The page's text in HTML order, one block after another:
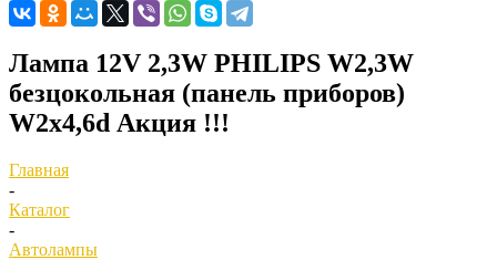
Лампа 12V 2,3W PHILIPS W2,3W
безцокольная (панель приборов)
W2x4,6d Акция !!!
Главная
-
Каталог
-
Автолампы